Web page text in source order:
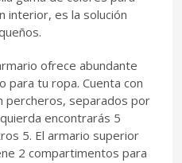
interior, es la solución
ofrece abundante
para tu ropa. Cuenta con
percheros, separados por
encontrarás 5
5. El armario superior
2 compartimentos para